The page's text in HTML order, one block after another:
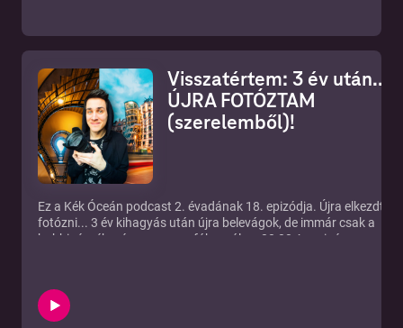
Visszatértem: 3 év után...
ÚJRA FOTÓZTAM
(szerelemből)!
Ez a Kék Óceán podcast 2. évadának 18. epizódja. Újra elkezdtem
fotózni... 3 év kihagyás után újra belevágok, de immár csak a
hobbi részébe, és magamra fókuszálva. 00:00 A mai rész
végszó
--- Send in a voice message:
https://podcasters.spotify.com/pod/show/szaboviktor/message